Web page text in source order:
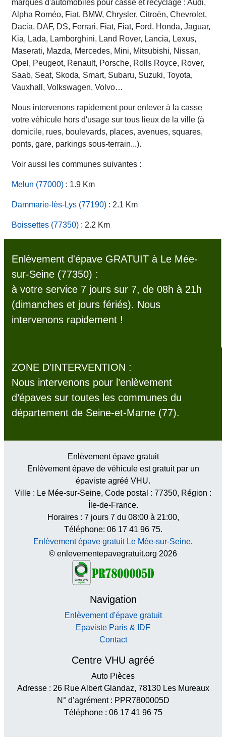
marques d'automobiles pour casse et recyclage : Audi,
Alpha Roméo, Fiat, BMW, Chrysler, Citroën, Chevrolet,
Dacia, DAF, DS, Ferrari, Fiat, Fiat, Ford, Honda, Jaguar,
Kia, Lada, Lamborghini, Land Rover, Lancia, Lexus,
Maserati, Mazda, Mercedes, Mini, Mitsubishi, Nissan,
Opel, Peugeot, Renault, Porsche, Rolls Royce, Rover,
Saab, Seat, Skoda, Smart, Subaru, Suzuki, Toyota,
Vauxhall, Volkswagen, Volvo…
Nous intervenons rapidement pour enlever à la casse
votre véhicule hors d'usage sur tous lieux de la ville (à
domicile, rues, boulevards, places, avenues, squares,
ponts, gare, parkings sous-terrain...).
Voir aussi les communes suivantes :
Melun (77000) : 1.9 Km
Dammarie-lès-Lys (77190) : 2.1 Km
Boissettes (77350) : 2.2 Km
Enlèvement d'épave GRATUIT à Le Mée-
sur-Seine (77350) :
à votre service 7 jours sur 7, de 08h à 21h
(dimanches et jours fériés). Nous
intervenons rapidement !
ZONE D'INTERVENTION :
Nous intervenons pour l’enlèvement
d’épaves sur toutes les communes du
département de Seine-et-Marne (77).
Enlèvement épave gratuit
Enlèvement épave de véhicule est gratuit par un
épaviste agréé VHU.
Ville : Le Mée-sur-Seine, Code postal : 77350, Région :
Île-de-France.
Horaires : 7 jours 7 du 08:00 à 21:00,
Téléphone: 06 17 41 96 75.
Enlèvement épave gratuit Le Mée-sur-Seine.
© enlevementepavegratuit.org 2026
Navigation
Enlèvement d'épave gratuit
Epaviste Paris & IDF
Contact
Centre VHU agréé
Auto Pièces
Adresse : 26 Rue Albert Glandaz, 78130 Les Mureaux
N° d’agrément : PPR7800005D
Téléphone : 06 17 41 96 75